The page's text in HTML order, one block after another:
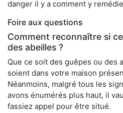
danger il y a comment y
Foire aux questions
Comment reconnaître si
des abeilles ?
Que ce soit des guêpes ou des
soient dans votre maison
Néanmoins, malgré tous les
avons énumérés plus haut, il
fassiez appel pour être situé.